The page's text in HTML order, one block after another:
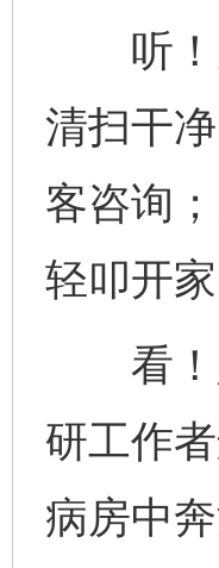
听！晨
清扫干
客咨询
轻叩开
看！人
研工作
病房中